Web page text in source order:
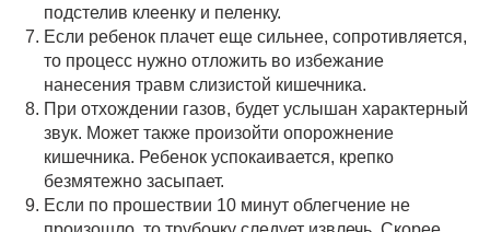
подстелив клеенку и пеленку.
Если ребенок плачет еще сильнее, сопротивляется,
то процесс нужно отложить во избежание
нанесения травм слизистой кишечника.
При отхождении газов, будет услышан характерный
звук. Может также произойти опорожнение
кишечника. Ребенок успокаивается, крепко
безмятежно засыпает.
Если по прошествии 10 минут облегчение не